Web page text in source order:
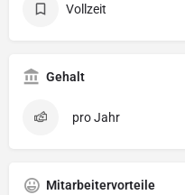
Vollzeit
Gehalt
pro Jahr
Mitarbeitervorteile